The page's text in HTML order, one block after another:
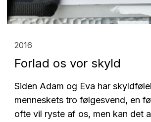
2016
Forlad os vor skyld
Siden Adam og Eva har
menneskets tro følgesvend, en
ofte vil ryste af os, men kan det